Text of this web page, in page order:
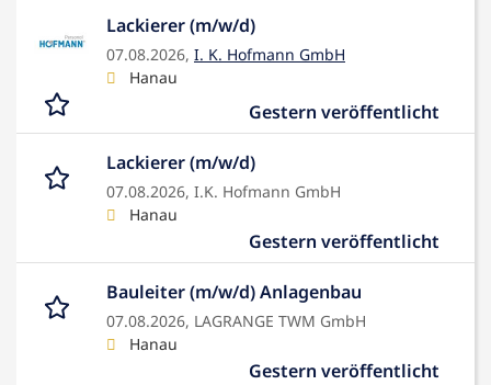
Lackierer (m/w/d)
07.08.2026, I. K. Hofmann GmbH
Hanau
Gestern veröffentlicht
Lackierer (m/w/d)
07.08.2026, I.K. Hofmann GmbH
Hanau
Gestern veröffentlicht
Bauleiter (m/w/d) Anlagenbau
07.08.2026, LAGRANGE TWM GmbH
Hanau
Gestern veröffentlicht